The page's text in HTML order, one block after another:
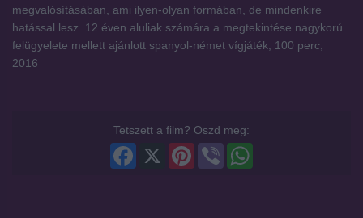
megvalósításában, ami ilyen-olyan formában, de mindenkire
hatással lesz. 12 éven aluliak számára a megtekintése nagykorú
felügyelete mellett ajánlott spanyol-német vígjáték, 100 perc,
2016
Tetszett a film? Oszd meg:
Viber
Pinterest
Facebook